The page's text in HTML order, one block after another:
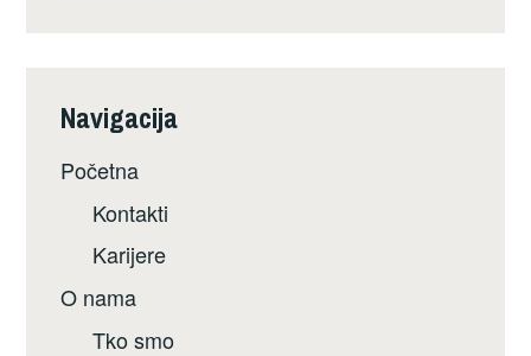
Navigacija
Početna
Kontakti
Karijere
O nama
Tko smo